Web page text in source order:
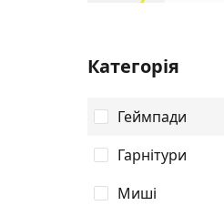
Категорія
Геймпади
Гарнітури
Миші